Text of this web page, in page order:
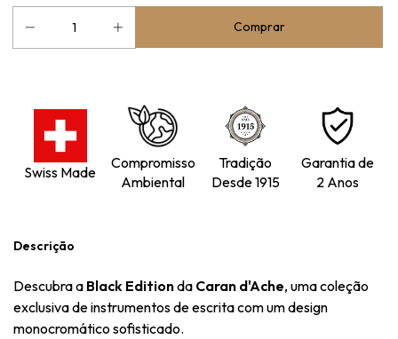
Swiss Made
Compromisso
Ambiental
Tradição
Desde 1915
Garantia de
2 Anos
Descrição
Descubra a Black Editionda Caran d'Ache, uma coleção
exclusiva de instrumentos de escrita com um design
monocromático sofisticado.